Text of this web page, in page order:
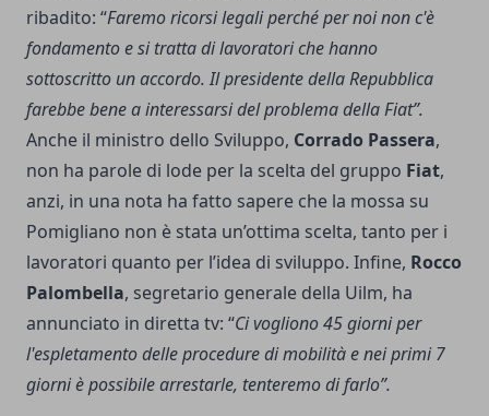
ribadito: “Faremo ricorsi legali perché per noi non c'è
fondamento e si tratta di lavoratori che hanno
sottoscritto un accordo. Il presidente della Repubblica
farebbe bene a interessarsi del problema della Fiat”.
Anche il ministro dello Sviluppo, Corrado Passera,
non ha parole di lode per la scelta del gruppo Fiat,
anzi, in una nota ha fatto sapere che la mossa su
Pomigliano non è stata un’ottima scelta, tanto per i
lavoratori quanto per l’idea di sviluppo. Infine, Rocco
Palombella, segretario generale della Uilm, ha
annunciato in diretta tv: “Ci vogliono 45 giorni per
l'espletamento delle procedure di mobilità e nei primi 7
giorni è possibile arrestarle, tenteremo di farlo”.